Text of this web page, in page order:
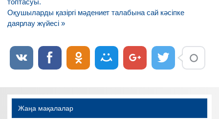
по
записям
топтасуы.
Оқушыларды қазіргі мәдениет талабына сай кәсіпке
даярлау жүйесі »
Жаңа мақалалар